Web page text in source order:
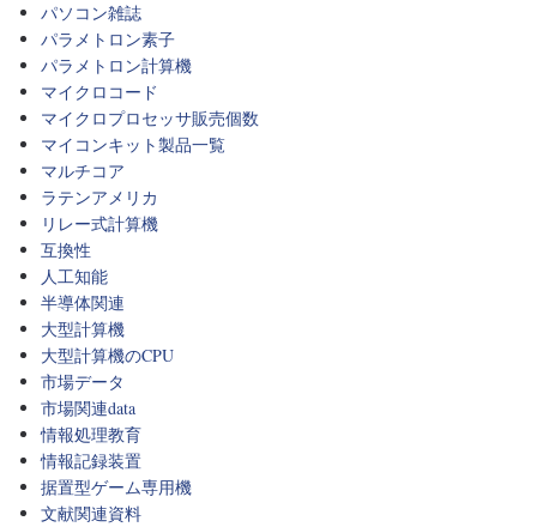
パソコン雑誌
パラメトロン素子
パラメトロン計算機
マイクロコード
マイクロプロセッサ販売個数
マイコンキット製品一覧
マルチコア
ラテンアメリカ
リレー式計算機
互換性
人工知能
半導体関連
大型計算機
大型計算機のCPU
市場データ
市場関連data
情報処理教育
情報記録装置
据置型ゲーム専用機
文献関連資料